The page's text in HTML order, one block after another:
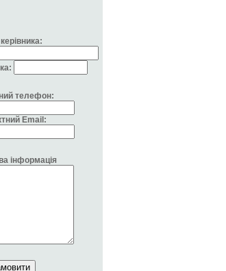
телефон:
Email:
інформація